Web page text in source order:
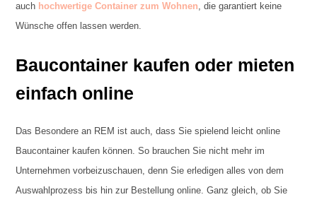
auch hochwertige Container zum Wohnen, die garantiert keine
Wünsche offen lassen werden.
Baucontainer kaufen oder mieten
einfach online
Das Besondere an REM ist auch, dass Sie spielend leicht online
Baucontainer kaufen können. So brauchen Sie nicht mehr im
Unternehmen vorbeizuschauen, denn Sie erledigen alles von dem
Auswahlprozess bis hin zur Bestellung online. Ganz gleich, ob Sie